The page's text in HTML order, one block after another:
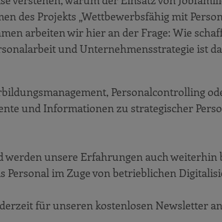
des Projekts „Wettbewerbsfähig mit
arbeiten wir hier an der Frage: Wie
und Unternehmensstrategie ist
Personalcontrolling
und Informationen zu strategischer
unsere Erfahrungen auch
im Zuge von betrieblichen
für unseren kostenlosen Newsletter